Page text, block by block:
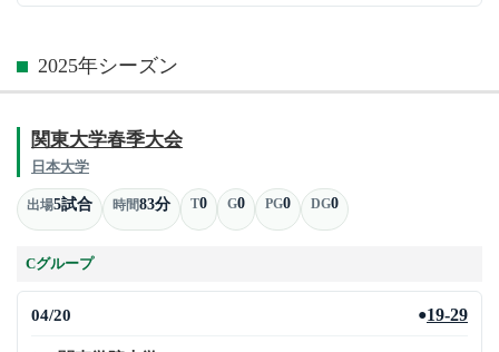
2025年シーズン
関東大学春季大会
日本大学
出場5試合 時間83分 T0 G0 PG0 DG0
Cグループ
04/20 ●19-29